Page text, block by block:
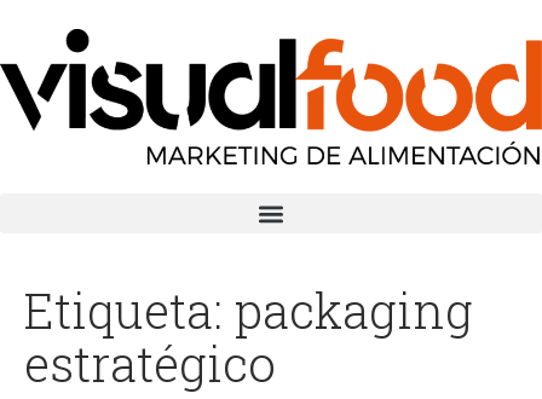
Etiqueta: packaging
estratégico